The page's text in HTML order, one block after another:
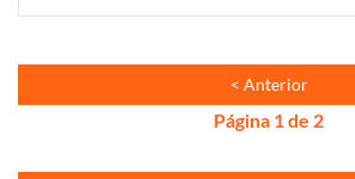
Página 1de 2